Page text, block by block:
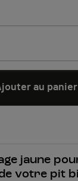
au panier
jaune
votre pit